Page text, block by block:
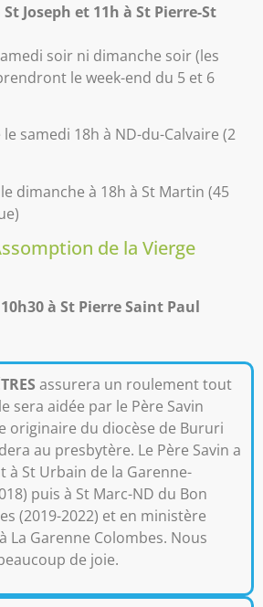
Joseph et 11h à St Pierre-St
soir ni dimanche soir (les
le week-end du 5 et 6
samedi 18h à ND-du-Calvaire (2
dimanche à 18h à St Martin (45
de la Vierge
à St Pierre Saint Paul
assurera un roulement tout
sera aidée par le Père Savin
originaire du diocèse de Bururi
au presbytère. Le Père Savin a
St Urbain de la Garenne-
puis à St Marc-ND du Bon
(2019-2022) et en ministère
La Garenne Colombes. Nous
de joie.